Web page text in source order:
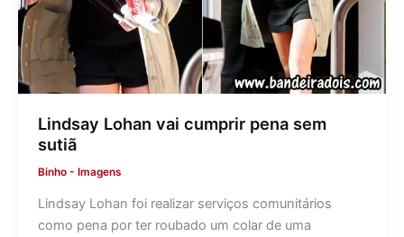
Lindsay Lohan vai cumprir pena sem
sutiã
Binho - Imagens
Lindsay Lohan foi realizar serviços comunitários
como pena por ter roubado um colar de uma